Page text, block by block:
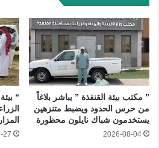
” مكتب بيئة القنفذة ” يباشر بلاغاً
من حرس الحدود ويضبط متنزهين
يستخدمون شباك نايلون محظورة
2026-08-04
“
27